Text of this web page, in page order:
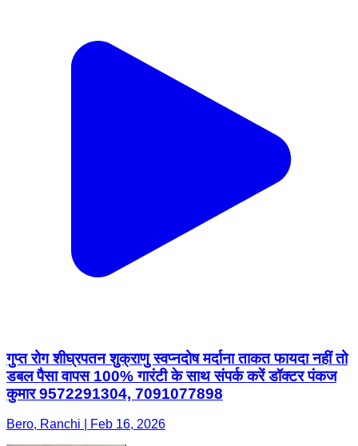
गुप्त रोग शीघ्रपतन शुक्राणु स्वप्नदोष मर्दाना ताकत फायदा नहीं तो
डबल पैसा वापस 100% गारंटी के साथ संपर्क करें डॉक्टर पंकज
कुमार 9572291304, 7091077898
Bero, Ranchi | Feb 16, 2026